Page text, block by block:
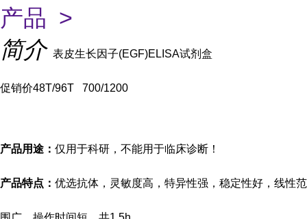
产品 >
简介 表皮生长因子(EGF)ELISA试剂盒
促销价48T/96T 700/1200
产品用途： 仅用于科研，不能用于临床诊断！
产品特点： 优选抗体，灵敏度高，特异性强，稳定性好，线性范